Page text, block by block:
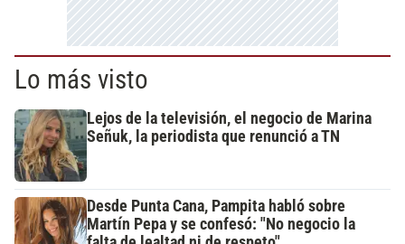
Lo más visto
Lejos de la televisión, el negocio de Marina
Señuk, la periodista que renunció a TN
Desde Punta Cana, Pampita habló sobre
Martín Pepa y se confesó: "No negocio la